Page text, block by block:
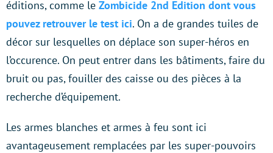
éditions, comme le Zombicide 2nd Edition dont vous
pouvez retrouver le test ici. On a de grandes tuiles de
décor sur lesquelles on déplace son super-héros en
l’occurence. On peut entrer dans les bâtiments, faire du
bruit ou pas, fouiller des caisse ou des pièces à la
recherche d’équipement.
Les armes blanches et armes à feu sont ici
avantageusement remplacées par les super-pouvoirs